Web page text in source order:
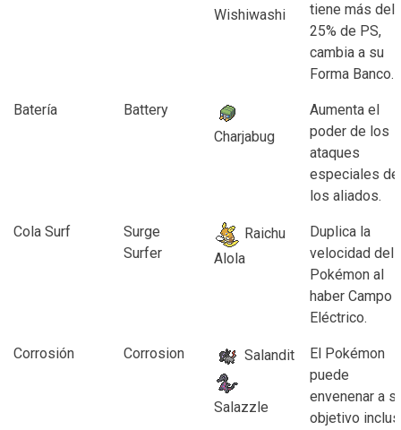
Wishiwashi
tiene más del
25% de PS,
cambia a su
Forma Banco.
Batería
Battery
Charjabug
Aumenta el
poder de los
ataques
especiales de
los aliados.
Cola Surf
Surge
Surfer
Raichu
Alola
Duplica la
velocidad del
Pokémon al
haber Campo
Eléctrico.
Corrosión Corrosion Salandit
Salazzle
El Pokémon
puede
envenenar a
objetivo